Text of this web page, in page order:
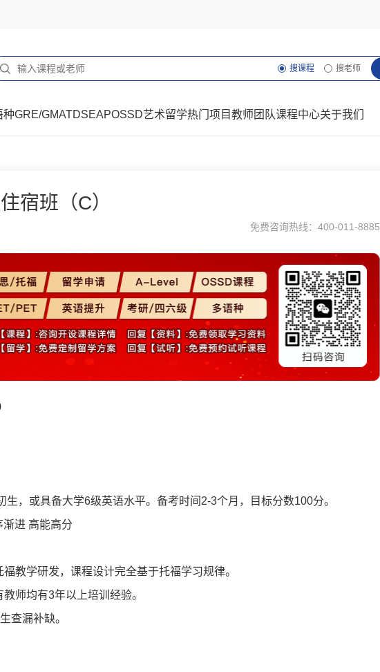
搜课程 搜老师
种GRE/GMATDSEAPOSSD艺术留学热门项目教师团队课程中心关于我们
宿班（C）
免费咨询热线：400-011-8885
或具备大学6级英语水平。备考时间2-3个月，目标分数100分。
进 高能高分
学研发，课程设计完全基于托福学习规律。
师均有3年以上培训经验。
漏补缺。